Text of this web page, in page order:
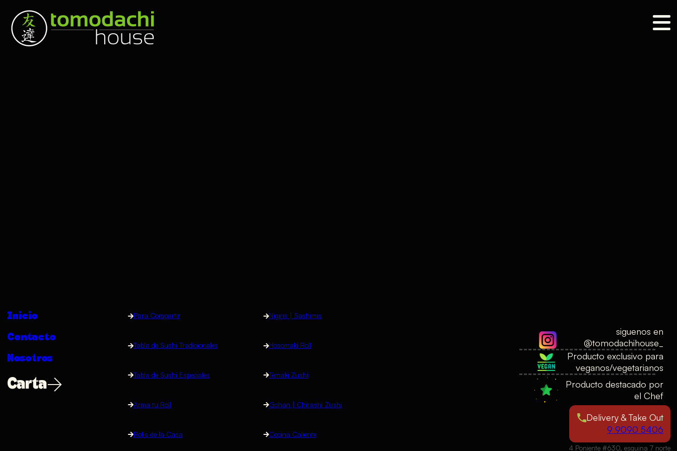
Inicio
Contacto
Nosotros
Carta
Para Compartir
Tabla de Sushi Tradicionales
Tabla de Sushi Especiales
Arma tu Roll
Rolls de la Casa
Nigiris | Sashimis
Hosomaki Roll
Temaki Zushi
Gohan | Chirashi Zushi
Cocina Caliente
siguenos en
@tomodachihouse_
Producto exclusivo para
veganos/vegetarianos
Producto destacado por
el Chef
Delivery & Take Out
9 9090 5406
4 Poniente #630, esquina 7 norte